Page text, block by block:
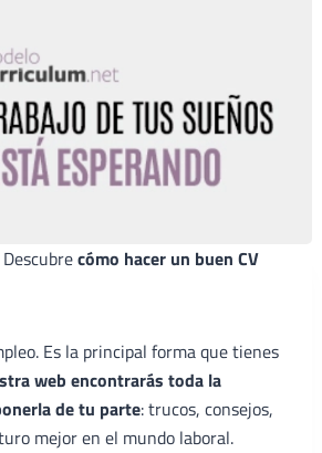
Descubrecómo hacer un buen CV
Es la principal forma que tienes
web encontrarás toda la
de tu parte: trucos, consejos,
mejor en el mundo laboral.